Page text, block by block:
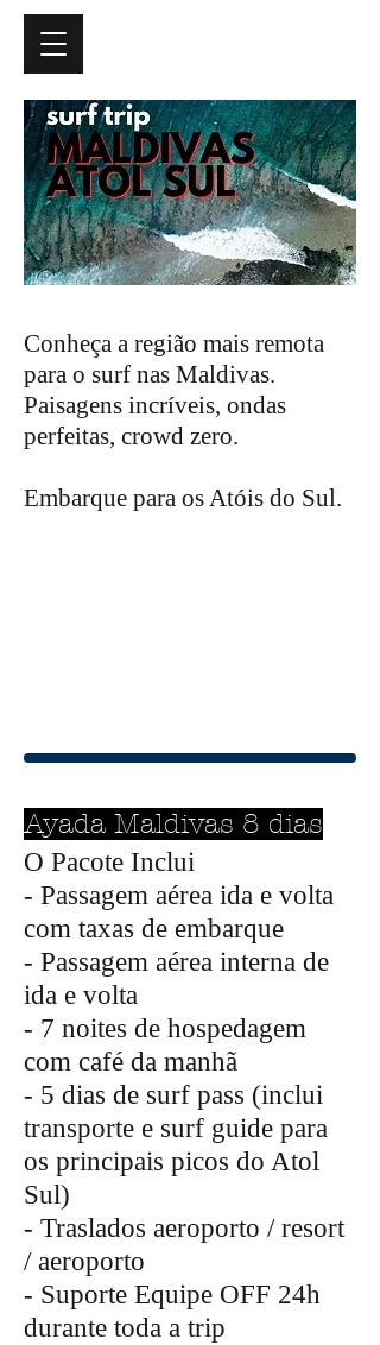
Conheça a região mais remota
para o surf nas Maldivas.
Paisagens incríveis, ondas
perfeitas, crowd zero.
Embarque para os Atóis do Sul.
Ayada Maldivas 8 dias
O Pacote Inclui
- Passagem aérea ida e volta
com taxas de embarque
- Passagem aérea interna de
ida e volta
- 7 noites de hospedagem
com café da manhã
- 5 dias de surf pass (inclui
transporte e surf guide para
os principais picos do Atol
Sul)
- Traslados aeroporto / resort
/ aeroporto
- Suporte Equipe OFF 24h
durante toda a trip